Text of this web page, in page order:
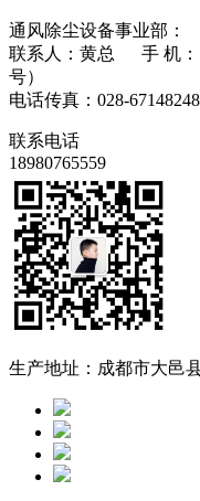
通风除尘设备事业部：
联系人：黄总 手 机：
号）
电话传真：028-
联系电话
18980765559
生产地址：成都市大邑